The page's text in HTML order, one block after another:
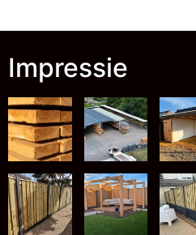
Impressie